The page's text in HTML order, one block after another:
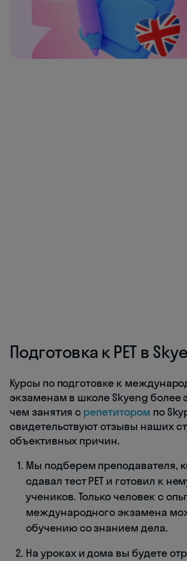
Подготовка к PET в
Курсы по подготовке к
экзаменам в школе Skyeng более
чем занятия с репетитором по
свидетельствуют отзывы наших
объективных причин.
Мы подберем преподавателя,
сдавал тест PET и готовил к
учеников. Только человек с
международного экзамена
обучению со знанием дела.
На уроках и дома вы будете